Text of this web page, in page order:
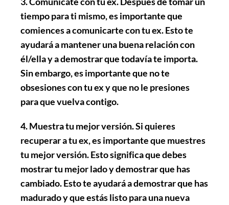
tiempo para ti mismo, es importante que
comiences a comunicarte con tu ex. Esto te
ayudará a mantener una buena relación con
él/ella y a demostrar que todavía te importa.
Sin embargo, es importante que no te
obsesiones con tu ex y que no le presiones
para que vuelva contigo.
4. Muestra tu mejor versión. Si quieres
recuperar a tu ex, es importante que muestres
tu mejor versión. Esto significa que debes
mostrar tu mejor lado y demostrar que has
cambiado. Esto te ayudará a demostrar que has
madurado y que estás listo para una nueva